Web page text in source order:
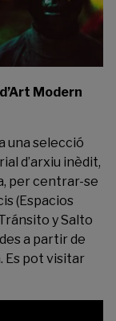
Modern
una selecció
d’arxiu inèdit,
per centrar-se
(Espacios
y Salto
a partir de
Es pot visitar